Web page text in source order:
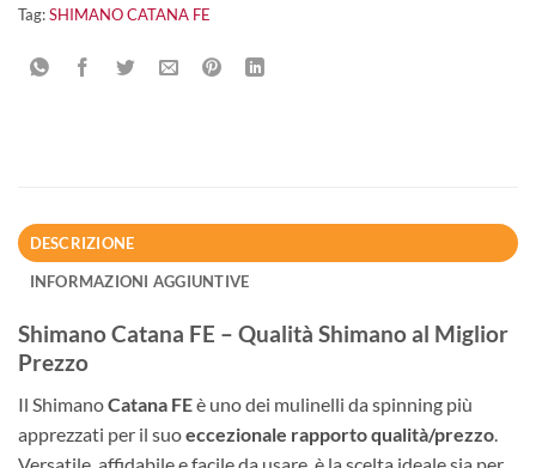
Tag:SHIMANO CATANA FE
DESCRIZIONE
INFORMAZIONI AGGIUNTIVE
Shimano Catana FE – Qualità Shimano al Miglior
Prezzo
Il ShimanoCatana FEè uno dei mulinelli da spinning più
apprezzati per il suoeccezionale rapporto qualità/prezzo
Versatile, affidabile e facile da usare, è la scelta ideale sia per